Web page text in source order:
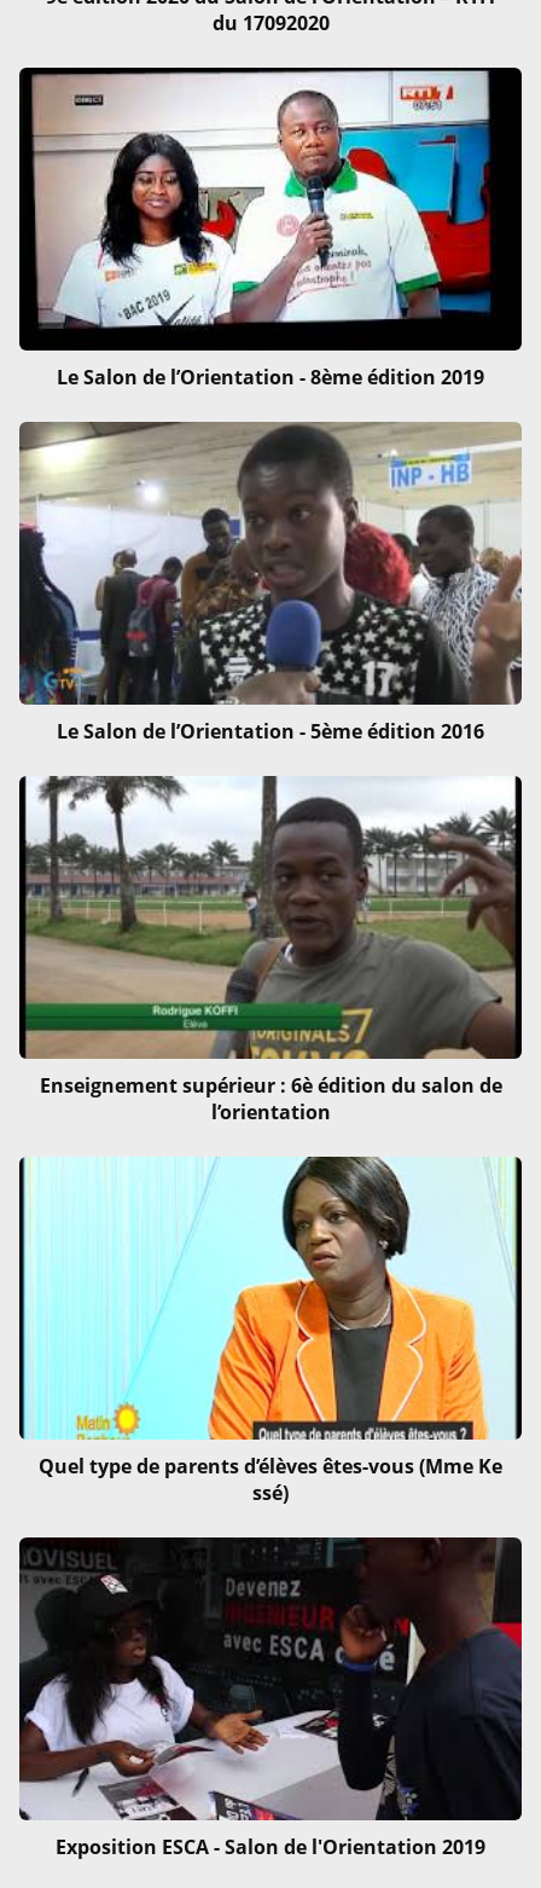
du 17092020
Le Salon de l’Orientation - 8ème édition 2019
Le Salon de l’Orientation - 5ème édition 2016
Enseignement supérieur : 6è édition du salon de
l’orientation
Quel type de parents d’élèves êtes-vous (Mme Ke
ssé)
Exposition ESCA - Salon de l'Orientation 2019